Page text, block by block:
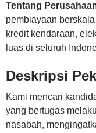
Tentang
pembiayaan
kredit kendaraan,
luas di seluruh
Deskripsi
Kami mencari
yang bertugas
nasabah,